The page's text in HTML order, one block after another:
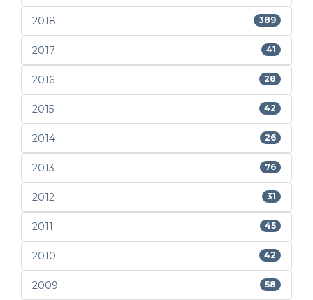
2018 389
2017 41
2016 28
2015 42
2014 26
2013 76
2012 31
2011 45
2010 42
2009 58